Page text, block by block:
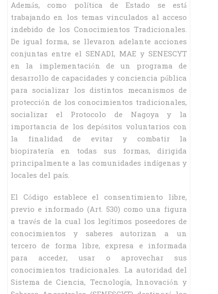
Además, como política de Estado se está
trabajando en los temas vinculados al acceso
indebido de los Conocimientos Tradicionales.
De igual forma, se llevaron adelante acciones
conjuntas entre el SENADI, MAE y SENESCYT
en la implementación de un programa de
desarrollo de capacidades y conciencia pública
para socializar los distintos mecanismos de
protección de los conocimientos tradicionales,
socializar el Protocolo de Nagoya y la
importancia de los depósitos voluntarios con
la finalidad de evitar y combatir la
biopiratería en todas sus formas, dirigida
principalmente a las comunidades indígenas y
locales del país.
El Código establece el consentimiento libre,
previo e informado (Art. 530) como una figura
a través de la cual los legítimos poseedores de
conocimientos y saberes autorizan a un
tercero de forma libre, expresa e informada
para acceder, usar o aprovechar sus
conocimientos tradicionales. La autoridad del
Sistema de Ciencia, Tecnología, Innovación y